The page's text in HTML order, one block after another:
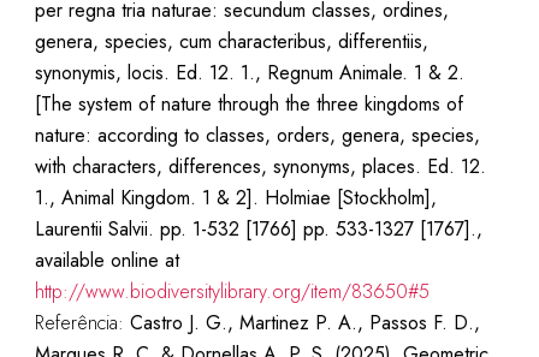
per regna tria naturae: secundum classes, ordines,
genera, species, cum characteribus, differentiis,
synonymis, locis. Ed. 12. 1., Regnum Animale. 1 & 2.
[The system of nature through the three kingdoms of
nature: according to classes, orders, genera, species,
with characters, differences, synonyms, places. Ed. 12.
1., Animal Kingdom. 1 & 2]. Holmiae [Stockholm],
Laurentii Salvii. pp. 1-532 [1766] pp. 533-1327 [1767].,
available online at
http://www.biodiversitylibrary.org/item/83650#5
Referência: Castro J. G., Martinez P. A., Passos F. D.,